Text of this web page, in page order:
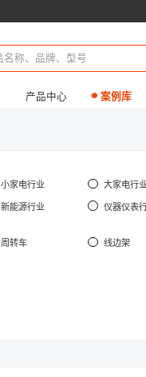
产品中心 案例库
小家电行业 大家电行业
新能源行业 仪器仪表
周转车 线边架